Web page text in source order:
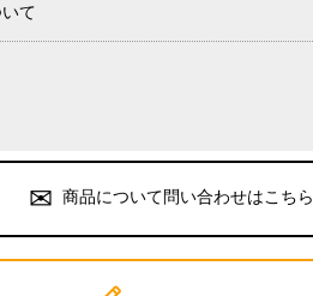
て
商品について問い合わせはこちら